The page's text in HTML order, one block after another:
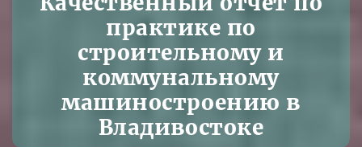
практике по
строительному и
коммунальному
машиностроению в
Владивостоке